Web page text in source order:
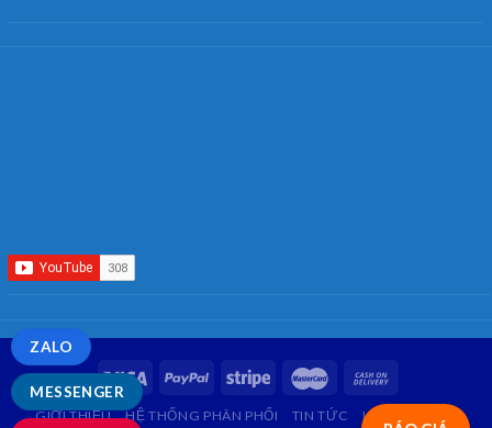
GIỚI THIỆU HỆ THỐNG PHÂN PHỐI TIN TỨC LIÊN HỆ
MESSENGER
ZALO